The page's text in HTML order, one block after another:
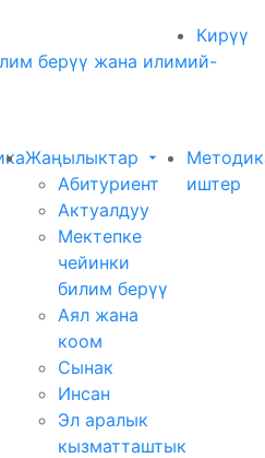
Кирүү
берүү жана илимий-
Жаңылыктар
Абитуриент
Актуалдуу
Мектепке
чейинки
билим берүү
Аял жана
коом
Сынак
Инсан
Эл аралык
кызматташтык
иштер